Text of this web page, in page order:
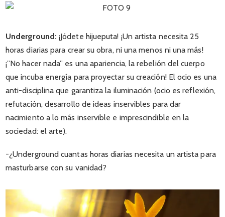
Underground:¡Jódete hijueputa! ¡Un artista necesita 25
horas diarias para crear su obra, ni una menos ni una más!
¡”No hacer nada” es una apariencia, la rebelión del cuerpo
que incuba energía para proyectar su creación! El ocio es una
anti-disciplina que garantiza la iluminación (ocio es reflexión,
refutación, desarrollo de ideas inservibles para dar
nacimiento a lo más inservible e imprescindible en la
sociedad: el arte).
-¿Underground cuantas horas diarias necesita un artista para
masturbarse con su vanidad?